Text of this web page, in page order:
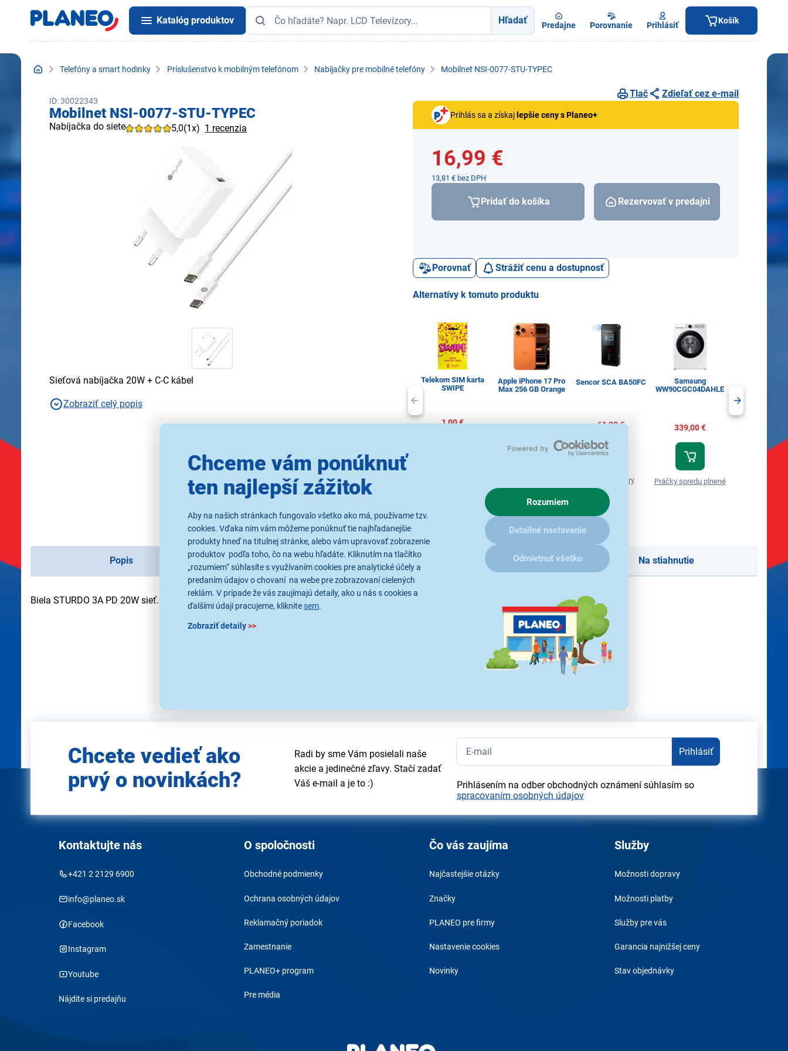
Chceme vám ponúknuť
ten najlepší zážitok
Aby na našich stránkach fungovalo všetko ako má, používame tzv.
cookies. Vďaka nim vám môžeme ponúknuť tie najhľadanejšie
produkty hneď na titulnej stránke, alebo vám upravovať zobrazenie
produktov podľa toho, čo na webu hľadáte. Kliknutím na tlačítko
„rozumiem“ súhlasíte s využívaním cookies pre analytické účely a
predaním údajov o chovaní na webe pre zobrazovaní cielených
reklám. V prípade že vás zaujímajú detaily, ako u nás s cookies a
ďalšími údaji pracujeme, kliknite sem.
Zobraziť detaily>>
Rozumiem
Detailné nastavenie
Odmietnuť všetko
Katalóg produktov Hľadať Predajne Porovnanie Prihlásiť Košík
Telefóny a smart hodinky Príslušenstvo k mobilným telefónom Nabíjačky pre mobilné telefóny Mobilnet NSI-0077-STU-TYPEC
ID: 30022343
Mobilnet NSI-0077-STU-TYPEC
Nabíjačka do siete 5,0(1x) 1 recenzia
Sieťová nabíjačka 20W + C-C kábel
Zobraziť celý popis
Tlač Zdieľať cez e-mail
Prihlás sa a získaj lepšie ceny s Planeo+
16,99 €
13,81 € bez DPH
Pridať do košíka Rezervovať v predajni
Porovnať Strážiť cenu a dostupnosť
Alternatívy k tomuto produktu
Telekom SIM karta
SWIPE
1,00 €
Apple iPhone 17 Pro
Max 256 GB Orange
Sencor SCA BA50FC
61,99 €
Alkoholtestery
Samsung
WW90CGC04DAHLE
339,00 €
Práčky spredu plnené
Popis Parametre Recenzie Na stiahnutie
Biela STURDO 3A PD 20W sieť.nabíjačka + C-C 1M 3A
Použité obrázky sú iba ilustratívne a technické špecifikácie sa môžu v priebehu času zmeniť bez predchádzajúceho upozornenia.
e-mail
Chcete vedieť ako
prvý o novinkách?
Radi by sme Vám posielali naše
akcie a jedinečné zľavy. Stačí zadať
Váš e-mail a je to :)
Prihlásiť
Prihlásením na odber obchodných oznámení súhlasím so
spracovaním osobných údajov
Kontaktujte nás
+421 2 2129 6900
info@planeo.sk
Facebook
Instagram
Youtube
Nájdite si predajňu
O spoločnosti
Obchodné podmienky
Ochrana osobných údajov
Reklamačný poriadok
Zamestnanie
PLANEO+ program
Pre média
Čo vás zaujíma
Najčastejšie otázky
Značky
PLANEO pre firmy
Nastavenie cookies
Novinky
Služby
Možnosti dopravy
Možnosti platby
Služby pre vás
Garancia najnižšej ceny
Stav objednávky